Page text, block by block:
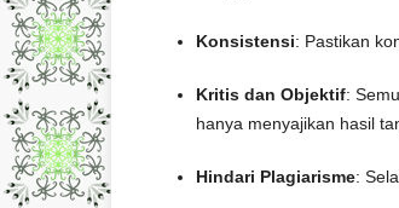
Konsistensi: Pastikan
Kritis dan Objektif:
hanya menyajikan hasil
Hindari Plagiarisme: